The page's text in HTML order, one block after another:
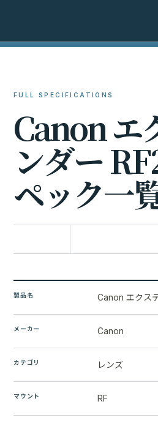
FULL SPECIFICATIONS
Canonエ
ンダーRF
ペック一
製品名 Canon エクス
メーカー Canon
カテゴリ レンズ
マウント RF